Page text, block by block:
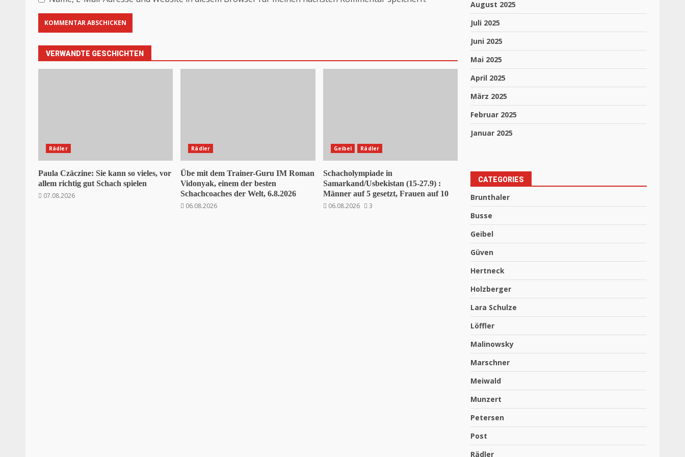
VERWANDTE GESCHICHTEN
Rädler
Paula Czäczine: Sie kann so vieles, vor
allem richtig gut Schach spielen
07.08.2026
Rädler
Übe mit dem Trainer-Guru IM Roman
Vidonyak, einem der besten
Schachcoaches der Welt, 6.8.2026
06.08.2026
Geibel Rädler
Schacholympiade in
Samarkand/Usbekistan (15-27.9) :
Männer auf 5 gesetzt, Frauen auf 10
06.08.2026
3
August 2025
Juli 2025
Juni 2025
Mai 2025
April 2025
März 2025
Februar 2025
Januar 2025
CATEGORIES
Brunthaler
Busse
Geibel
Güven
Hertneck
Holzberger
Lara Schulze
Löffler
Malinowsky
Marschner
Meiwald
Munzert
Petersen
Post
Rädler